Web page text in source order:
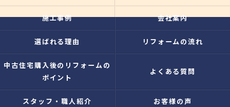
施工事例 会社案内
選ばれる理由 リフォームの流れ
中古住宅購入後のリフォームの
ポイント
よくある質問
スタッフ・職人紹介 お客様の声